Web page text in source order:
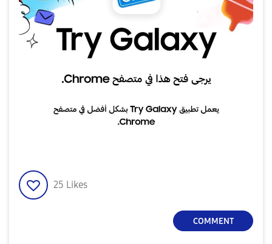
25 Likes
COMMENT